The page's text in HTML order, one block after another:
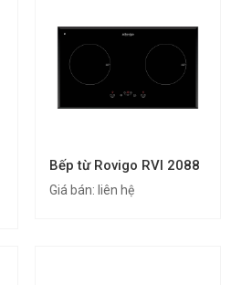
Bếp từ Rovigo RVI 2088
Giá bán: liên hệ